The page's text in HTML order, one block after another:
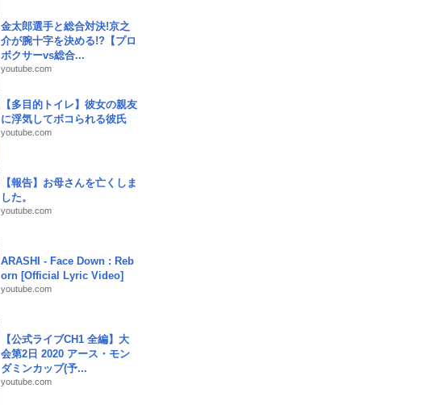
金太郎選手と総合対決!京之
介が腕十字を決める!?【プロ
ボクサーvs総合...
youtube.com
【多目的トイレ】彼女の親友
に浮気してボコられる彼氏
youtube.com
【報告】お母さんを亡くしま
した。
youtube.com
ARASHI - Face Down : Reb
orn [Official Lyric Video]
youtube.com
【公式ライブCH1 全編】大
会第2日 2020 アース・モン
ダミンカップ(予...
youtube.com